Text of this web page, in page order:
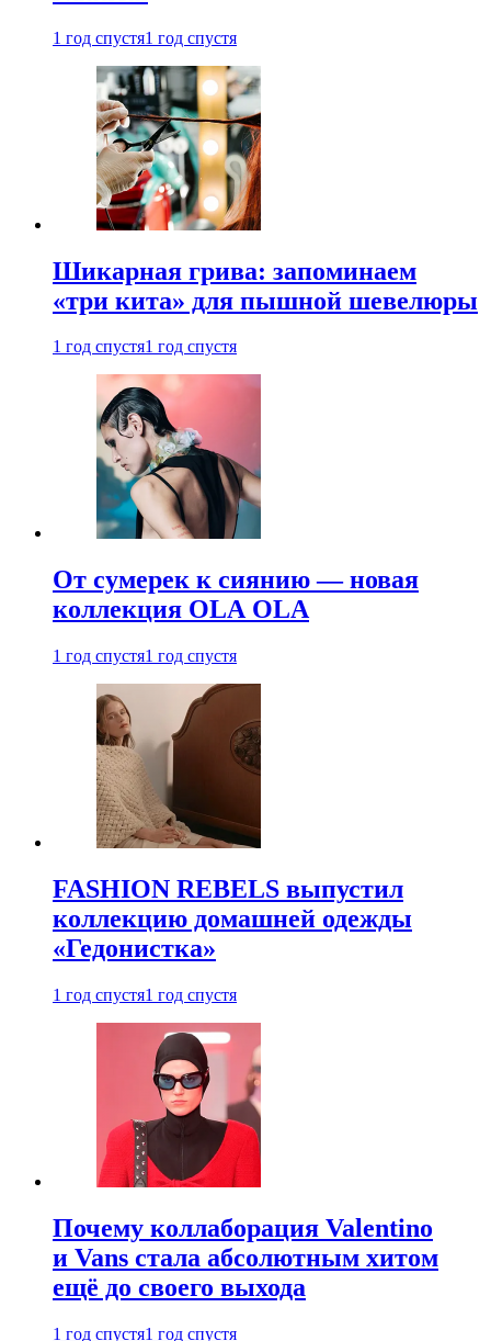
1 год спустя1 год спустя
Шикарная грива: запоминаем
«три кита» для пышной шевелюры
1 год спустя1 год спустя
От сумерек к сиянию — новая
коллекция OLA OLA
1 год спустя1 год спустя
FASHION REBELS выпустил
коллекцию домашней одежды
«Гедонистка»
1 год спустя1 год спустя
Почему коллаборация Valentino
и Vans стала абсолютным хитом
ещё до своего выхода
1 год спустя1 год спустя